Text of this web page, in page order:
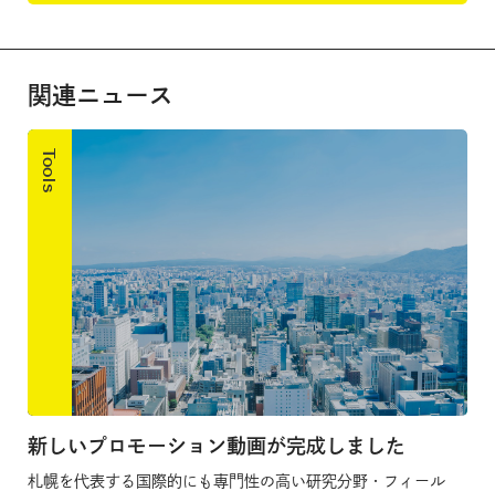
関連ニュース
Tools
新しいプロモーション動画が完成しました
札幌を代表する国際的にも専門性の高い研究分野・フィール